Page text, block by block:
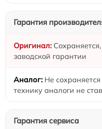
Гарантия
заводской гарантии
Не
технику аналоги не
Гарантия сервиса